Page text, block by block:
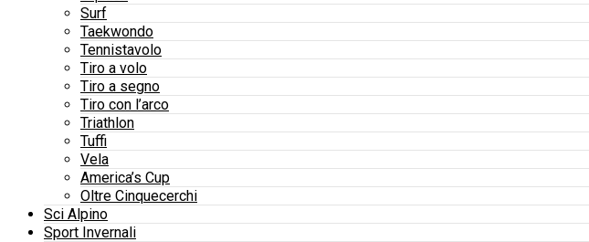
Surf
Taekwondo
Tennistavolo
Tiro a volo
Tiro a segno
Tiro con l’arco
Triathlon
Tuffi
Vela
America’s Cup
Oltre Cinquecerchi
Sci Alpino
Sport Invernali